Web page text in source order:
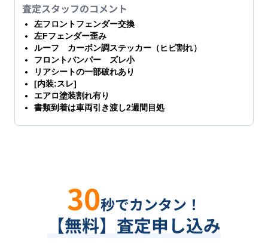
査定スタッフのコメント
左フロントフェンダー交換
左Fフェンダー歪み
ルーフ カーボン調ステッカー（ヒビ割れ）
フロントバンパー ズレ小
リアシートの一部破れあり
[内装:スレ]
エアロ塗装割れ有り
書類到着は車両引き渡し2週間目処
30秒でカンタン！
【無料】査定申し込み